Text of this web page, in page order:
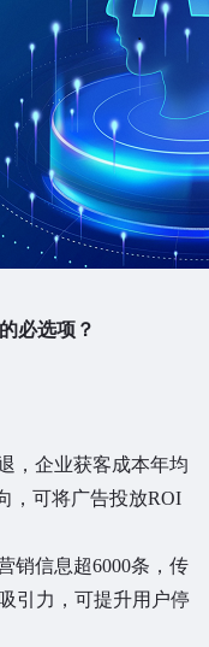
必选项？
，企业获客成本年均
，可将广告投放ROI
销信息超6000条，传
引力，可提升用户停